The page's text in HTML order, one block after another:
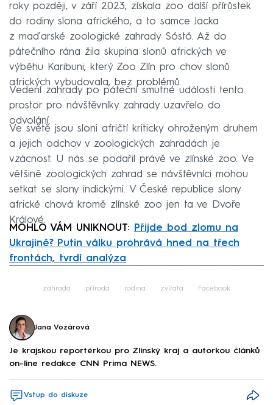
roky později, v září 2023, získala zoo další přírůstek
do rodiny slona afrického, a to samce Jacka
z maďarské zoologické zahrady Sóstó. Až do
pátečního rána žila skupina slonů afrických ve
výběhu Karibuni, který Zoo Zlín pro chov slonů
afrických vybudovala, bez problémů.
Vedení zahrady po páteční smutné události tento
prostor pro návštěvníky zahrady uzavřelo do
odvolání.
Ve světě jsou sloni afričtí kriticky ohroženým druhem
a jejich odchov v zoologických zahradách je
vzácnost. U nás se podařil právě ve zlínské zoo. Ve
většině zoologických zahrad se návštěvníci mohou
setkat se slony indickými. V České republice slony
africké chová kromě zlínské zoo jen ta ve Dvoře
Králové.
MOHLO VÁM UNIKNOUT:
Přijde bod zlomu na
Ukrajině? Putin válku prohrává hned na třech
frontách, tvrdí analýza
zahrada příroda rodina zvířata Facebook
Jana Vozárová
Je krajskou reportérkou pro Zlínský kraj a autorkou článků
on-line redakce CNN Prima NEWS.
Vstup do diskuze